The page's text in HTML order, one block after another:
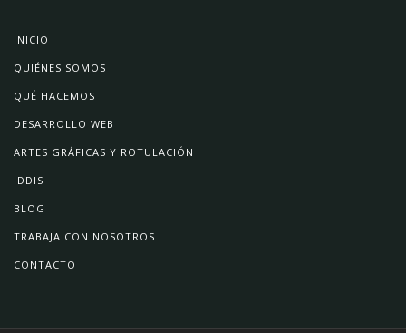
INICIO
QUIÉNES SOMOS
QUÉ HACEMOS
DESARROLLO WEB
ARTES GRÁFICAS Y ROTULACIÓN
IDDIS
BLOG
TRABAJA CON NOSOTROS
CONTACTO